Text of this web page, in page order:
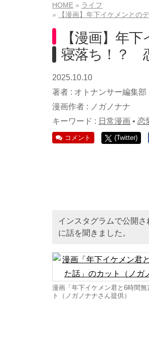
HOME
ライフ
【漫画】年下イケメンと
【漫画】年
寝落ち！？
2025.10.10
著者 : オトナンサー編集部
漫画作者 : ノガノナナ
キーワード : 日常漫画 • 恋
コメント (Twitter)
インスタグラムで公開
に話を聞きました。
漫画「年下イケメン君と6時間
ト（ノガノナナさん提供）